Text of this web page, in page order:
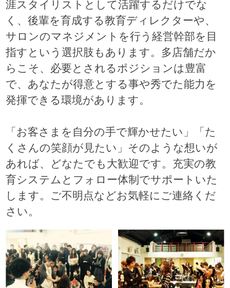
涯スタイリストとして活躍するだけでな
く、後輩を育成する教育ディレクターや、
サロンのマネジメントを行う経営幹部を目
指すという選択肢もあります。多店舗だか
らこそ、必要とされるポジションは豊富
で、あなたが得意とする事や秀でた能力を
発揮できる環境があります。
「お客さまを自分の手で輝かせたい」「た
くさんの笑顔が見たい」そのような想いが
あれば、どなたでも大歓迎です。充実の教
育システムとフォロー体制でサポートいた
します。ご不明点などお気軽にご連絡くだ
さい。